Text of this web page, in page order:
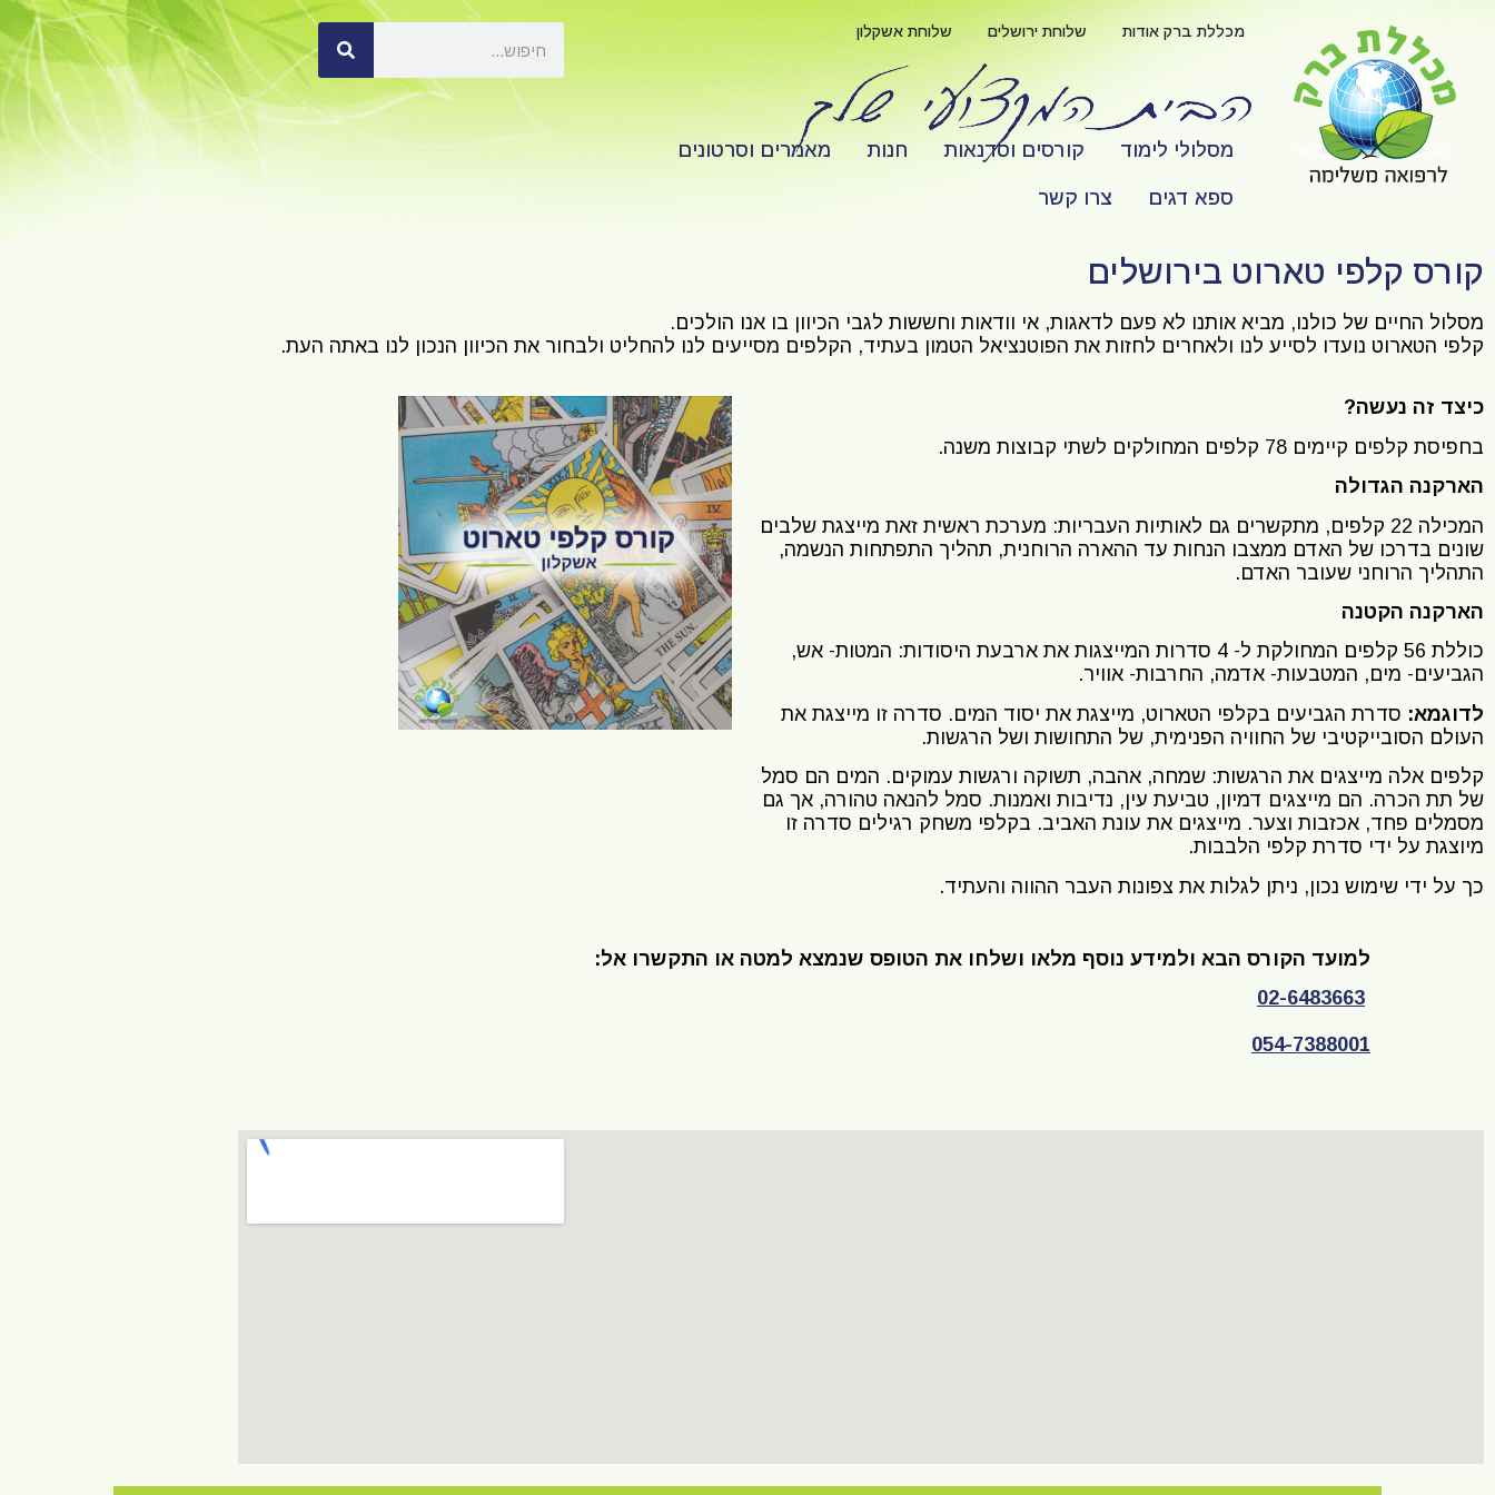
מכללת ברק אודות שלוחת ירושלים שלוחת אשקלון
מסלולי לימוד קורסים וסדנאות חנות מאמרים וסרטונים
ספא דגים צרו קשר
קורס קלפי טארוט בירושלים
מסלול החיים של כולנו, מביא אותנו לא פעם לדאגות, אי וודאות וחששות לגבי הכיוון בו אנו הולכים.
קלפי הטארוט נועדו לסייע לנו ולאחרים לחזות את הפוטנציאל הטמון בעתיד, הקלפים מסייעים לנו להחליט ולבחור את הכיוון הנכון לנו באתה העת.
כיצד זה נעשה?
בחפיסת קלפים קיימים 78 קלפים המחולקים לשתי קבוצות משנה.
הארקנה הגדולה
המכילה 22 קלפים, מתקשרים גם לאותיות העבריות: מערכת ראשית זאת מייצגת שלבים
שונים בדרכו של האדם ממצבו הנחות עד ההארה הרוחנית, תהליך התפתחות הנשמה,
התהליך הרוחני שעובר האדם.
הארקנה הקטנה
כוללת 56 קלפים המחולקת ל- 4 סדרות המייצגות את ארבעת היסודות: המטות- אש,
הגביעים- מים, המטבעות- אדמה, החרבות- אוויר.
לדוגמא: סדרת הגביעים בקלפי הטארוט, מייצגת את יסוד המים. סדרה זו מייצגת את
העולם הסובייקטיבי של החוויה הפנימית, של התחושות ושל הרגשות.
קלפים אלה מייצגים את הרגשות: שמחה, אהבה, תשוקה ורגשות עמוקים. המים הם סמל
של תת הכרה. הם מייצגים דמיון, טביעת עין, נדיבות ואמנות. סמל להנאה טהורה, אך גם
מסמלים פחד, אכזבות וצער. מייצגים את עונת האביב. בקלפי משחק רגילים סדרה זו
מיוצגת על ידי סדרת קלפי הלבבות.
כך על ידי שימוש נכון, ניתן לגלות את צפונות העבר ההווה והעתיד.
למועד הקורס הבא ולמידע נוסף מלאו ושלחו את הטופס שנמצא למטה או התקשרו אל:
02-6483663
054-7388001